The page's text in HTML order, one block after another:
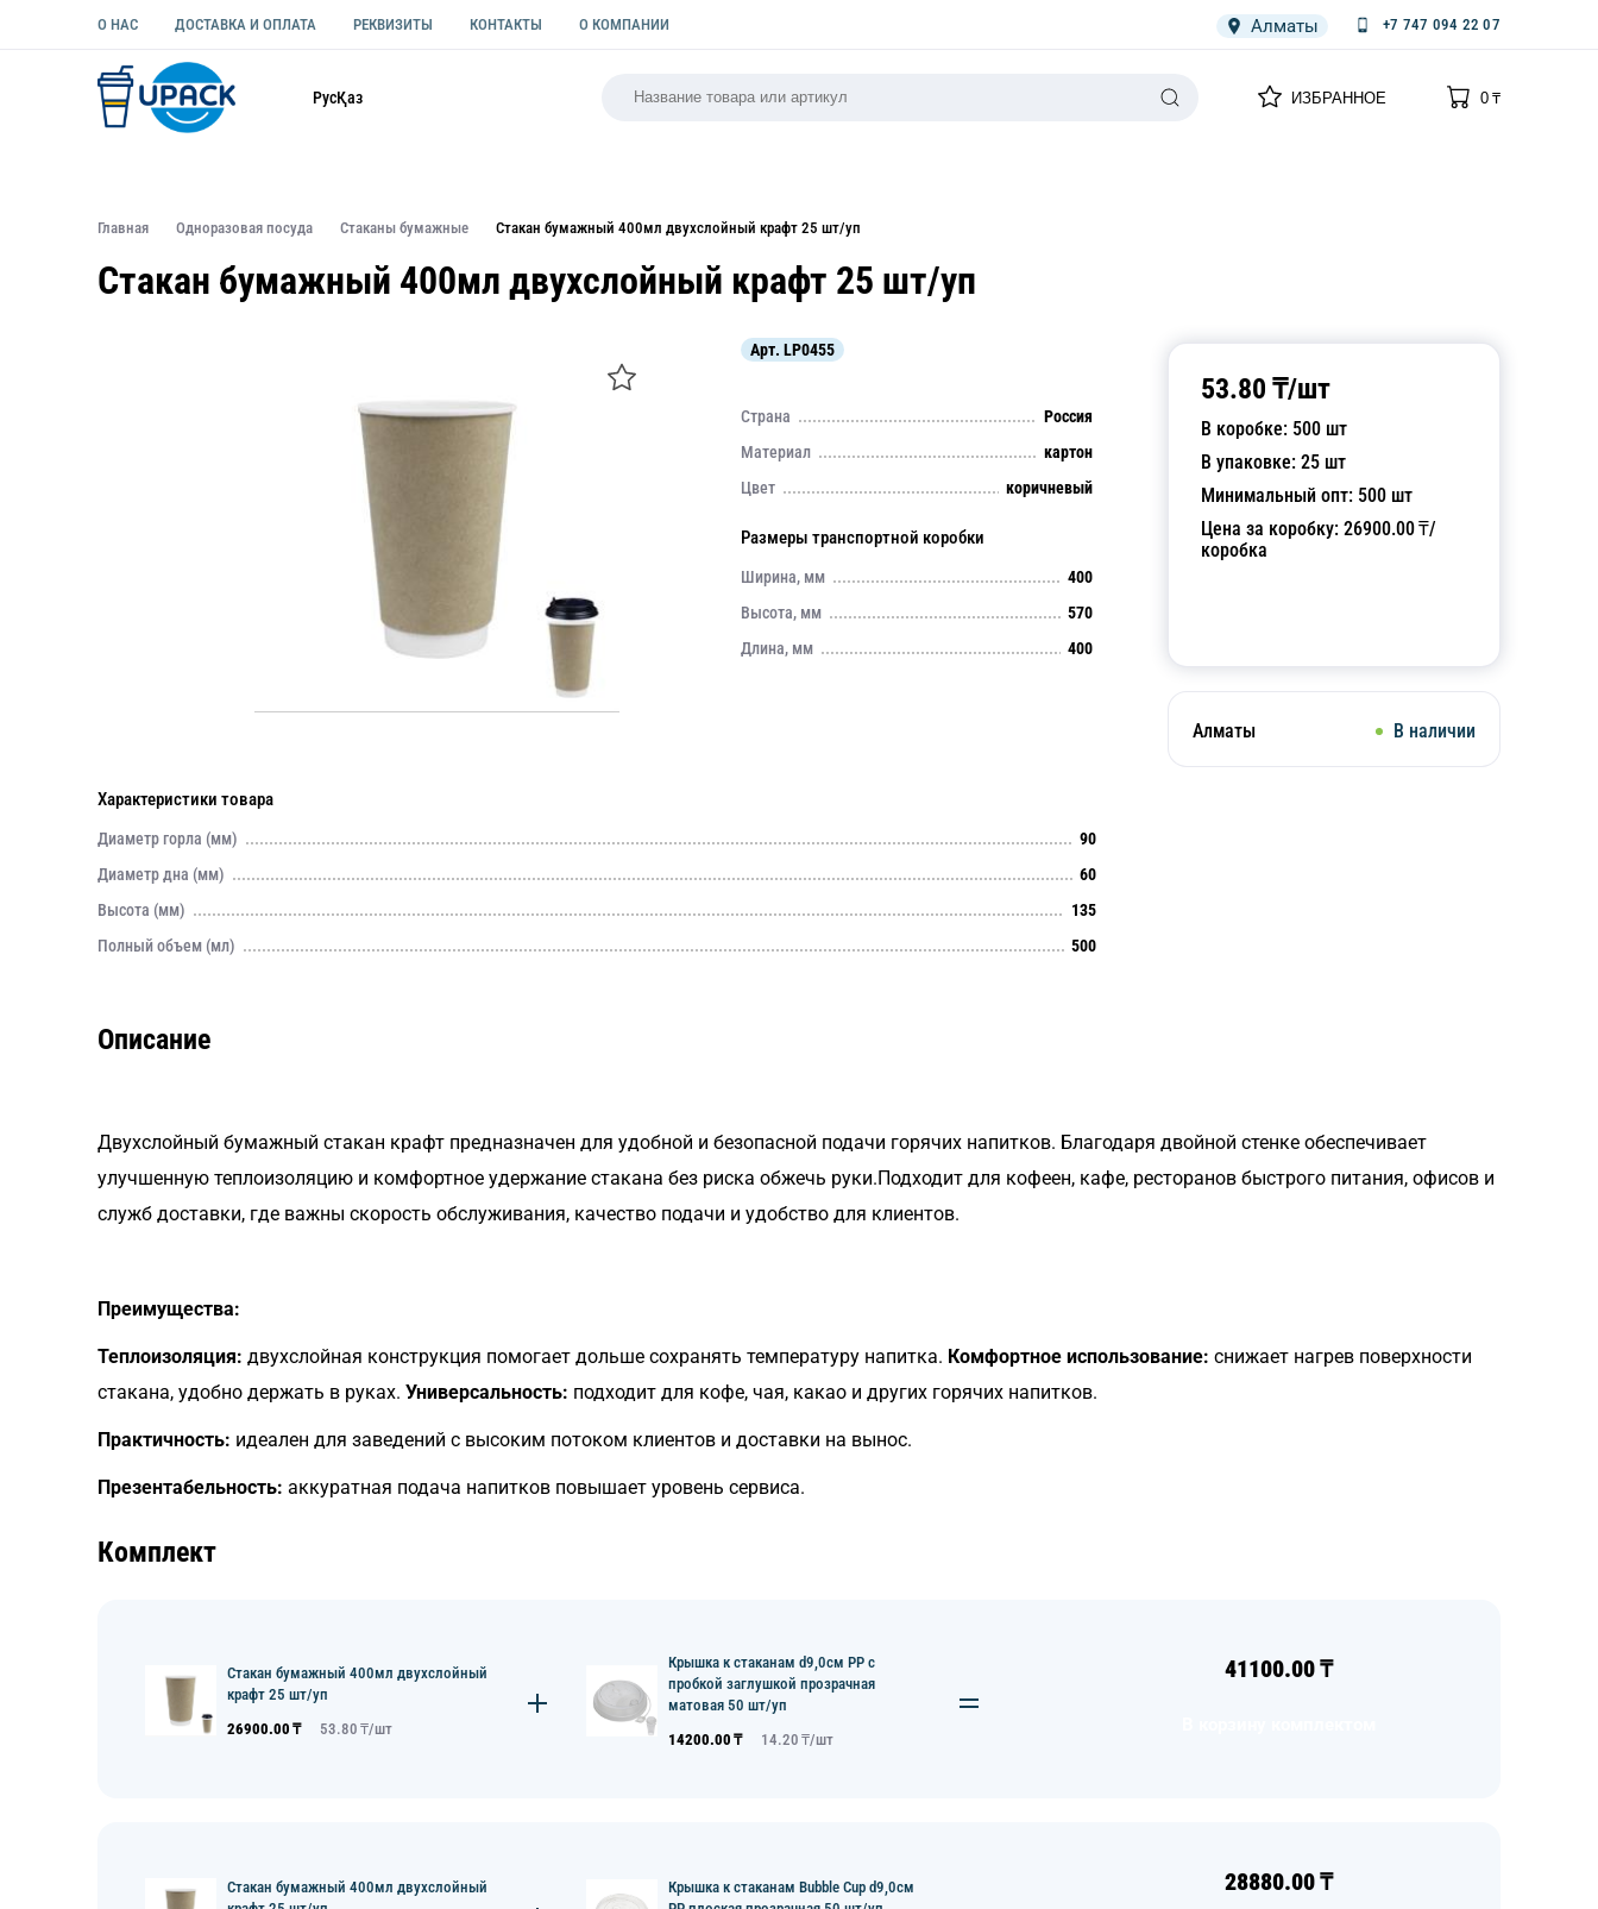
О НАС ДОСТАВКА И ОПЛАТА РЕКВИЗИТЫ КОНТАКТЫ О КОМПАНИИ Алматы +7 747 094 22 07
РусҚаз ИЗБРАННОЕ
0
0₸
Главная Одноразовая посуда Стаканы бумажные Стакан бумажный 400мл двухслойный крафт 25 шт/уп
Стакан бумажный 400мл двухслойный крафт 25 шт/уп
53.80 ₸/шт
В коробке: 500 шт
В упаковке: 25 шт
Минимальный опт: 500 шт
Цена за коробку: 26900.00₸/
коробка
Алматы В наличии
Арт. LP0455
Страна
Россия
Материал
картон
Цвет
коричневый
Размеры транспортной коробки
Ширина, мм
400
Высота, мм
570
Длина, мм
400
Характеристики товара
Диаметр горла (мм)
90
Диаметр дна (мм)
60
Высота (мм)
135
Полный объем (мл)
500
Описание
Двухслойный бумажный стакан крафт предназначен для удобной и безопасной подачи горячих напитков. Благодаря двойной стенке обеспечивает
улучшенную теплоизоляцию и комфортное удержание стакана без риска обжечь руки.Подходит для кофеен, кафе, ресторанов быстрого питания, офисов и
служб доставки, где важны скорость обслуживания, качество подачи и удобство для клиентов.
Преимущества:
Теплоизоляция: двухслойная конструкция помогает дольше сохранять температуру напитка. Комфортное использование: снижает нагрев поверхности
стакана, удобно держать в руках. Универсальность: подходит для кофе, чая, какао и других горячих напитков.
Практичность: идеален для заведений с высоким потоком клиентов и доставки на вынос.
Презентабельность: аккуратная подача напитков повышает уровень сервиса.
Комплект
Стакан бумажный 400мл двухслойный
крафт 25 шт/уп
26900.00 ₸ 53.80 ₸/шт
Крышка к стаканам d9,0см PP с
пробкой заглушкой прозрачная
матовая 50 шт/уп
14200.00 ₸ 14.20 ₸/шт
41100.00₸
Стакан бумажный 400мл двухслойный
Крышка к стаканам Bubble Cup d9,0см
28880.00₸